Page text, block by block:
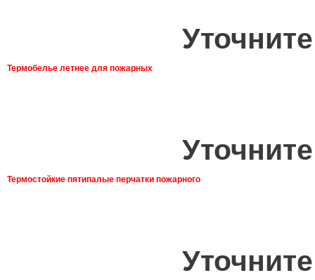
Термобелье летнее для пожарных
Термостойкие пятипалые перчатки пожарного